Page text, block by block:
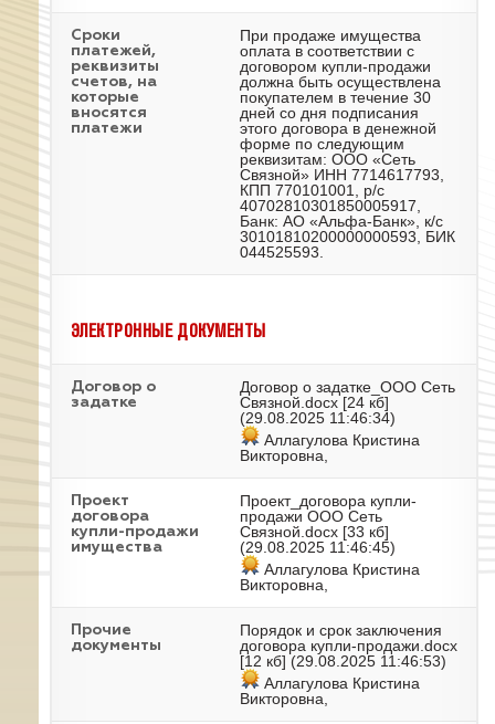
Сроки
платежей,
реквизиты
счетов, на
которые
вносятся
платежи
При продаже имущества
оплата в соответствии с
договором купли-продажи
должна быть осуществлена
покупателем в течение 30
дней со дня подписания
этого договора в денежной
форме по следующим
реквизитам: ООО «Сеть
Связной» ИНН 7714617793,
КПП 770101001, р/с
40702810301850005917,
Банк: АО «Альфа-Банк», к/с
30101810200000000593, БИК
044525593.
ЭЛЕКТРОННЫЕ ДОКУМЕНТЫ
Договор о
задатке
Договор о задатке_ООО Сеть
Связной.docx [24 кб]
(29.08.2025 11:46:34)
Аллагулова Кристина
Викторовна,
Проект
договора
купли-продажи
имущества
Проект_договора купли-
продажи ООО Сеть
Связной.docx [33 кб]
(29.08.2025 11:46:45)
Аллагулова Кристина
Викторовна,
Прочие
документы
Порядок и срок заключения
договора купли-продажи.docx
[12 кб] (29.08.2025 11:46:53)
Аллагулова Кристина
Викторовна,